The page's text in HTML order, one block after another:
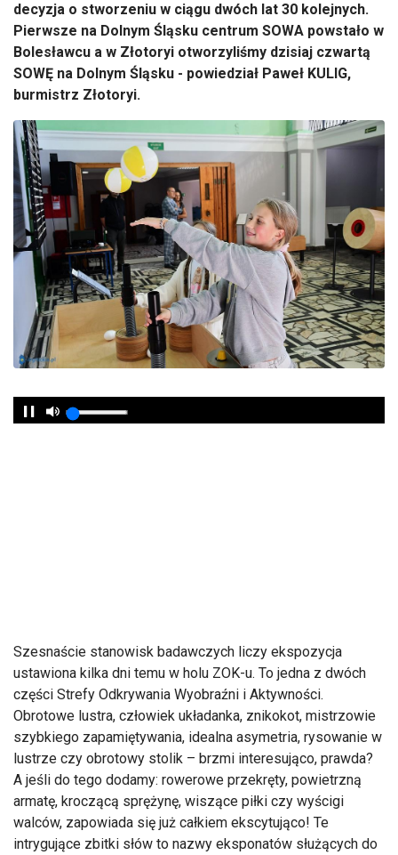
decyzja o stworzeniu w ciągu dwóch lat 30 kolejnych.
Pierwsze na Dolnym Śląsku centrum SOWA powstało w
Bolesławcu a w Złotoryi otworzyliśmy dzisiaj czwartą
SOWĘ na Dolnym Śląsku - powiedział Paweł KULIG,
burmistrz Złotoryi.
Szesnaście stanowisk badawczych liczy ekspozycja
ustawiona kilka dni temu w holu ZOK-u. To jedna z dwóch
części Strefy Odkrywania Wyobraźni i Aktywności.
Obrotowe lustra, człowiek układanka, znikokot, mistrzowie
szybkiego zapamiętywania, idealna asymetria, rysowanie w
lustrze czy obrotowy stolik – brzmi interesująco, prawda?
A jeśli do tego dodamy: rowerowe przekręty, powietrzną
armatę, kroczącą sprężynę, wiszące piłki czy wyścigi
walców, zapowiada się już całkiem ekscytująco! Te
intrygujące zbitki słów to nazwy eksponatów służących do